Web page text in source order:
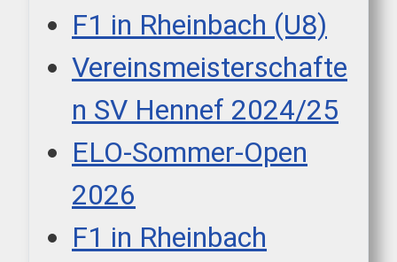
F1 in Rheinbach (U8)
Vereinsmeisterschafte
n SV Hennef 2024/25
ELO-Sommer-Open
2026
F1 in Rheinbach